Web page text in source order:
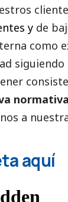
y de
como
siguiendo
a
aquí